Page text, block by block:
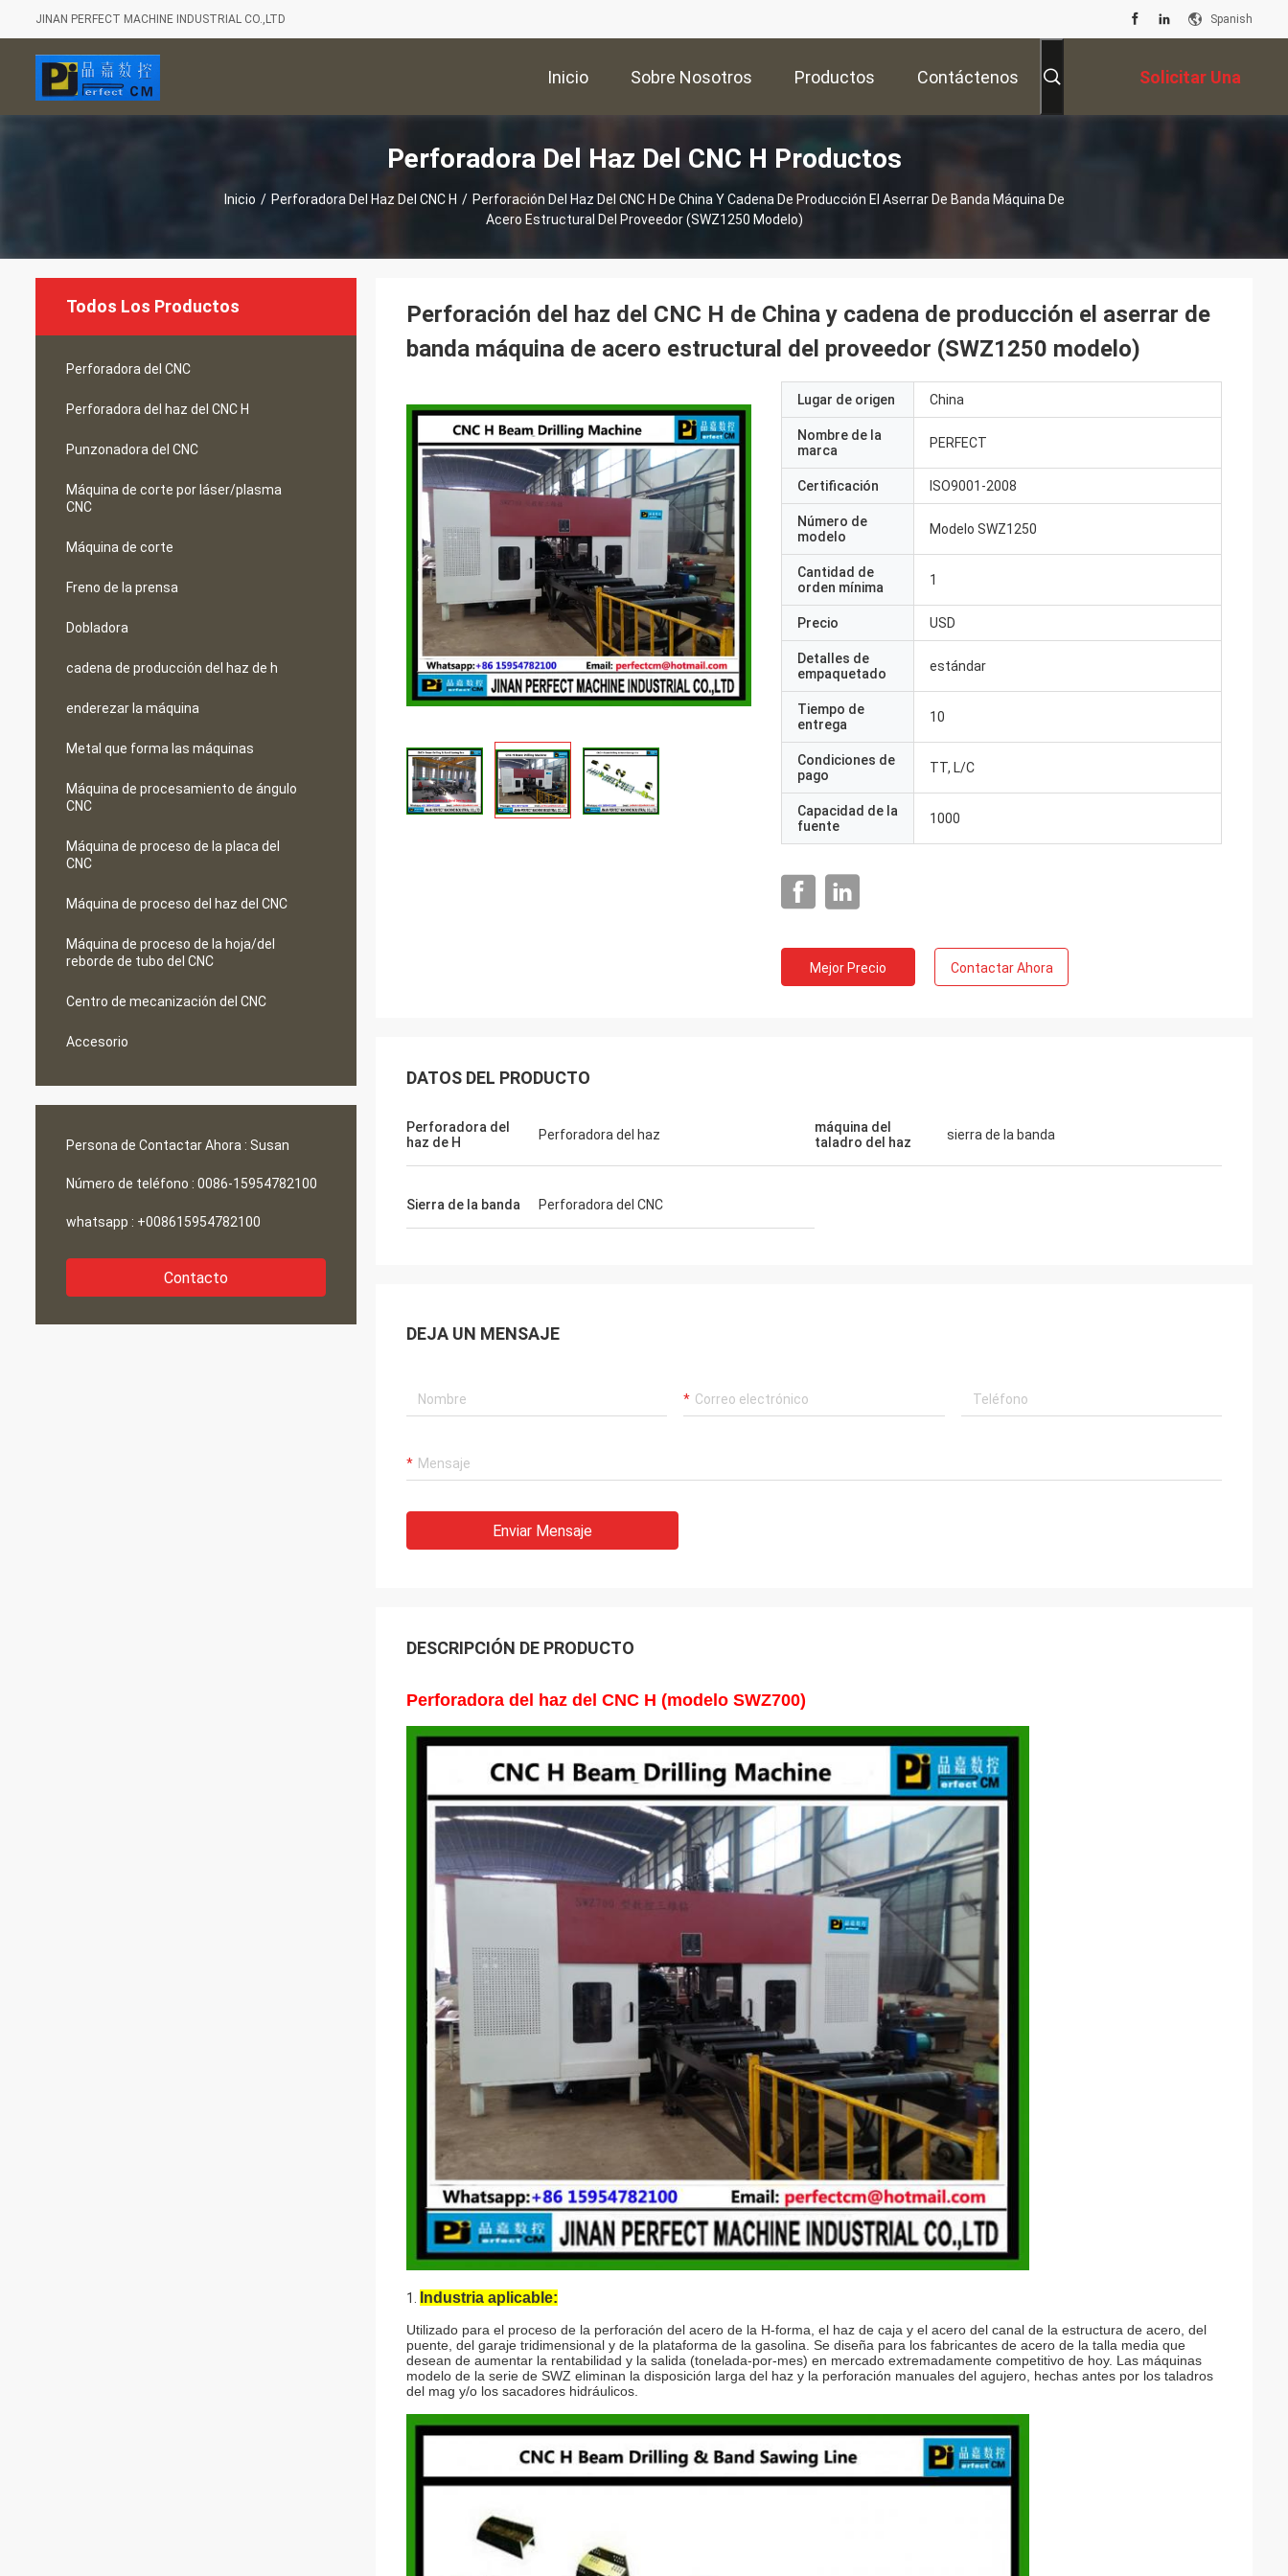
JINAN PERFECT MACHINE INDUSTRIAL CO.,LTD Spanish
Inicio Sobre Nosotros Productos Contáctenos Solicitar Una
Cotización
Perforadora Del Haz Del CNC H Productos
Inicio / Perforadora Del Haz Del CNC H / Perforación Del Haz Del CNC H De China Y Cadena De Producción El Aserrar De Banda Máquina De
Acero Estructural Del Proveedor (SWZ1250 Modelo)
Todos Los Productos
Perforadora del CNC
Perforadora del haz del CNC H
Punzonadora del CNC
Máquina de corte por láser/plasma
CNC
Máquina de corte
Freno de la prensa
Dobladora
cadena de producción del haz de h
enderezar la máquina
Metal que forma las máquinas
Máquina de procesamiento de ángulo
CNC
Máquina de proceso de la placa del
CNC
Máquina de proceso del haz del CNC
Máquina de proceso de la hoja/del
reborde de tubo del CNC
Centro de mecanización del CNC
Accesorio
Persona de Contactar Ahora : Susan
Número de teléfono : 0086-15954782100
whatsapp : +008615954782100
Contacto
Perforación del haz del CNC H de China y cadena de producción el aserrar de
banda máquina de acero estructural del proveedor (SWZ1250 modelo)
Lugar de origen China
Nombre de la
marca
PERFECT
Certificación ISO9001-2008
Número de
modelo
Modelo SWZ1250
Cantidad de
orden mínima
1
Precio USD
Detalles de
empaquetado
estándar
Tiempo de
entrega
10
Condiciones de
pago
TT, L/C
Capacidad de la
fuente
1000
Mejor Precio Contactar Ahora
DATOS DEL PRODUCTO
Perforadora del
haz de H
Perforadora del haz
máquina del
taladro del haz
sierra de la banda
Sierra de la banda Perforadora del CNC
DEJA UN MENSAJE
Enviar Mensaje
DESCRIPCIÓN DE PRODUCTO
Perforadora del haz del CNC H (modelo SWZ700)
1. Industria aplicable:
Utilizado para el proceso de la perforación del acero de la H-forma, el haz de caja y el acero del canal de la estructura de acero, del
puente, del garaje tridimensional y de la plataforma de la gasolina. Se diseña para los fabricantes de acero de la talla media que
desean de aumentar la rentabilidad y la salida (tonelada-por-mes) en mercado extremadamente competitivo de hoy. Las máquinas
modelo de la serie de SWZ eliminan la disposición larga del haz y la perforación manuales del agujero, hechas antes por los taladros
del mag y/o los sacadores hidráulicos.